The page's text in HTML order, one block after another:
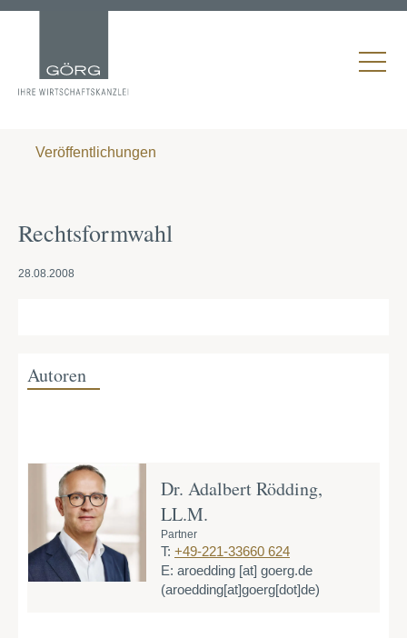
Veröffentlichungen
Rechtsformwahl
28.08.2008
Autoren
Dr. Adalbert Rödding,
LL.M.
Partner
T: +49-221-33660 624
E: aroedding [at] goerg.de
(aroedding[at]goerg[dot]de)